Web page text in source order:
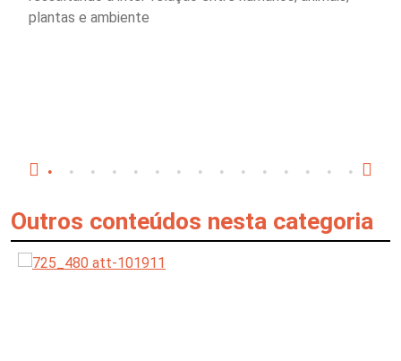
plantas e ambiente
Outros conteúdos nesta categoria